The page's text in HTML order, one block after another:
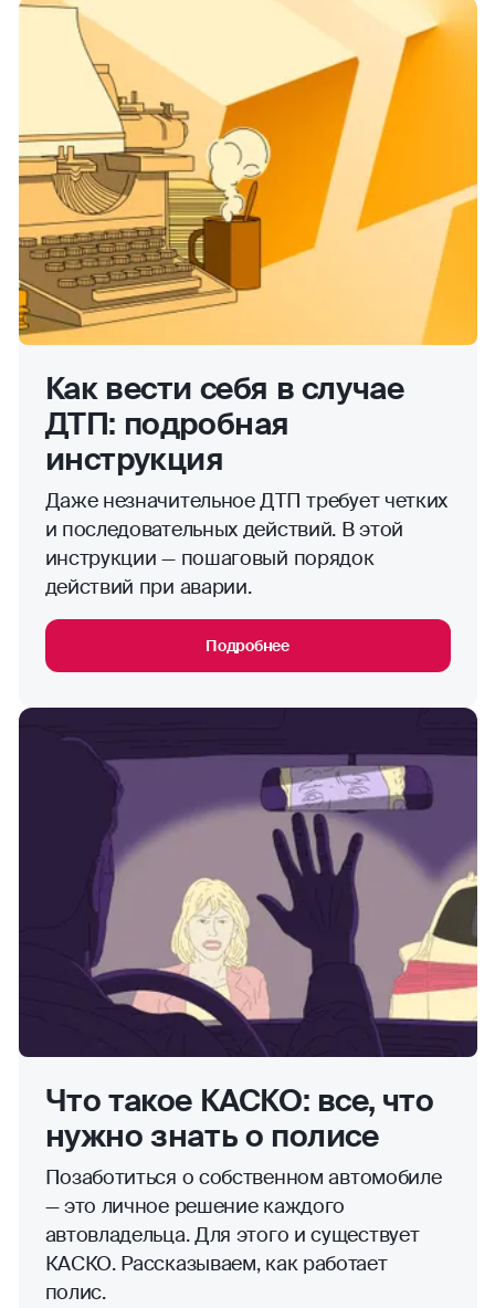
Как вести себя в случае
ДТП: подробная
инструкция
Даже незначительное ДТП требует четких
и последовательных действий. В этой
инструкции — пошаговый порядок
действий при аварии.
Подробнее
Что такое КАСКО: все, что
нужно знать о полисе
Позаботиться о собственном автомобиле
— это личное решение каждого
автовладельца. Для этого и существует
КАСКО. Рассказываем, как работает
полис.